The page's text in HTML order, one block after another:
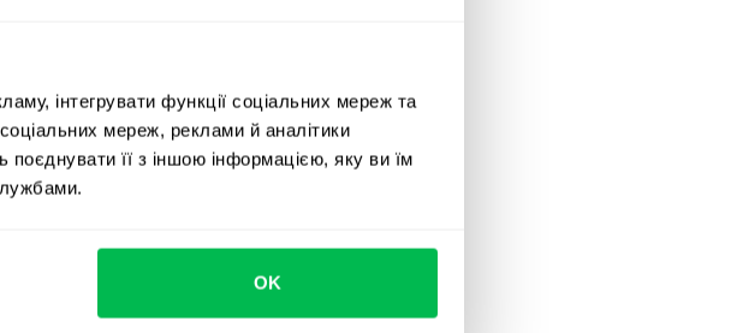
інтегрувати функції соціальних мереж та
мереж, реклами й аналітики
її з іншою інформацією, яку ви їм
OK
і цього
планує
цілей
або
Це не одне